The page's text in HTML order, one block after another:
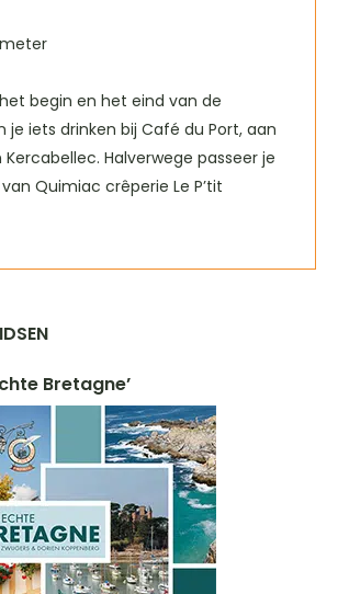
begin en het eind van de
je iets drinken bij Café du Port, aan
Halverwege passeer je
Quimiac crêperie Le P’tit
Bretagne’